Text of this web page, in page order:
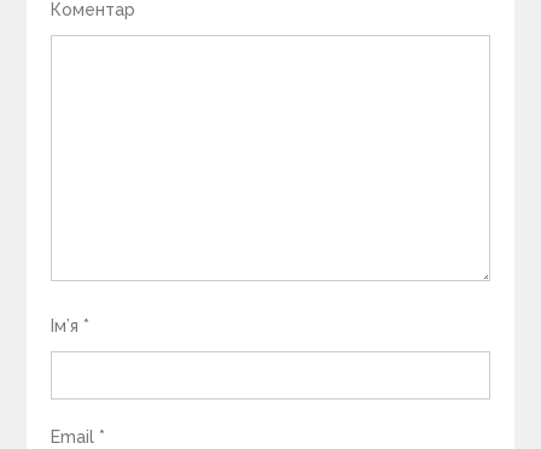
Коментар
Ім’я *
Email *